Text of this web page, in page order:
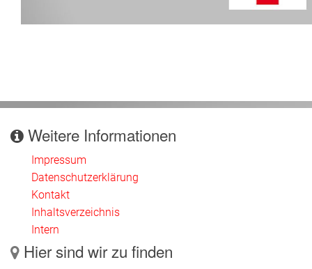
Weitere Informationen
Impressum
Datenschutzerklärung
Kontakt
Inhaltsverzeichnis
Intern
Hier sind wir zu finden